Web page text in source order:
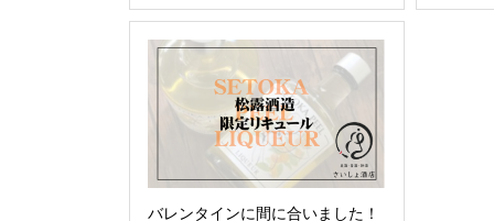
バレンタインに間に合いました！